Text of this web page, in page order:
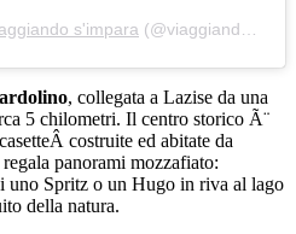
s'impara (@viaggiandosimpara) on
, collegata a Lazise da una
5 chilometri. Il centro storico Ã¨
costruite ed abitate da
panorami mozzafiato:
uno Spritz o un Hugo in riva al lago
della natura.